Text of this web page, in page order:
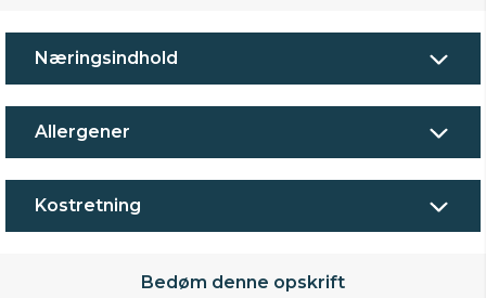
Næringsindhold
Allergener
Kostretning
Bedøm denne opskrift